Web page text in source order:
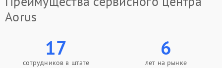
Aorus
17
сотрудников в штате
6
лет на рынке